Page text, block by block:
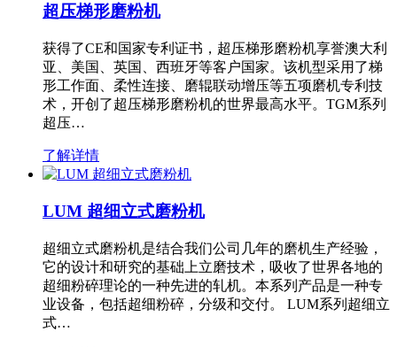
超压梯形磨粉机
获得了CE和国家专利证书，超压梯形磨粉机享誉澳大利
亚、美国、英国、西班牙等客户国家。该机型采用了梯
形工作面、柔性连接、磨辊联动增压等五项磨机专利技
术，开创了超压梯形磨粉机的世界最高水平。TGM系列
超压…
了解详情
LUM 超细立式磨粉机
超细立式磨粉机是结合我们公司几年的磨机生产经验，
它的设计和研究的基础上立磨技术，吸收了世界各地的
超细粉碎理论的一种先进的轧机。本系列产品是一种专
业设备，包括超细粉碎，分级和交付。 LUM系列超细立
式…